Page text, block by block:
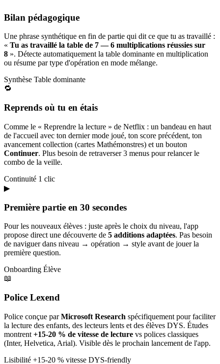
Bilan pédagogique
Une phrase synthétique en fin de partie qui dit ce que tu as travaillé :
« Tu as travaillé la table de 7 — 6 multiplications réussies sur
8 ». Détecte automatiquement la table dominante en multiplication
ou résume par type d'opération en mode mélange.
Synthèse Table dominante
🔁
Reprends où tu en étais
Comme le « Reprendre la lecture » de Netflix : un bandeau en haut
de l'accueil avec ton dernier mode joué, ton score précédent, ton
avancement collection (cartes Mathémonstres) et un bouton
Continuer. Plus besoin de retraverser 3 menus pour relancer le
combo de la veille.
Continuité 1 clic
▶
Première partie en 30 secondes
Pour les nouveaux élèves : juste après le choix du niveau, l'app
propose direct une découverte de 5 additions adaptées. Pas besoin
de naviguer dans niveau → opération → style avant de jouer la
première question.
Onboarding Élève
📖
Police Lexend
Police conçue parMicrosoft Research spécifiquement pour faciliter
la lecture des enfants, des lecteurs lents et des élèves DYS. Études
montrent +15-20 % de vitesse de lecture vs polices classiques
(Inter, Helvetica, Arial). Visible dès le prochain lancement de l'app.
Lisibilité +15-20 % vitesse DYS-friendly